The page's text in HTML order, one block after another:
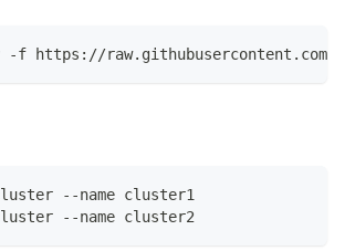
-f https://raw.githubusercontent.com/
--name cluster1
--name cluster2